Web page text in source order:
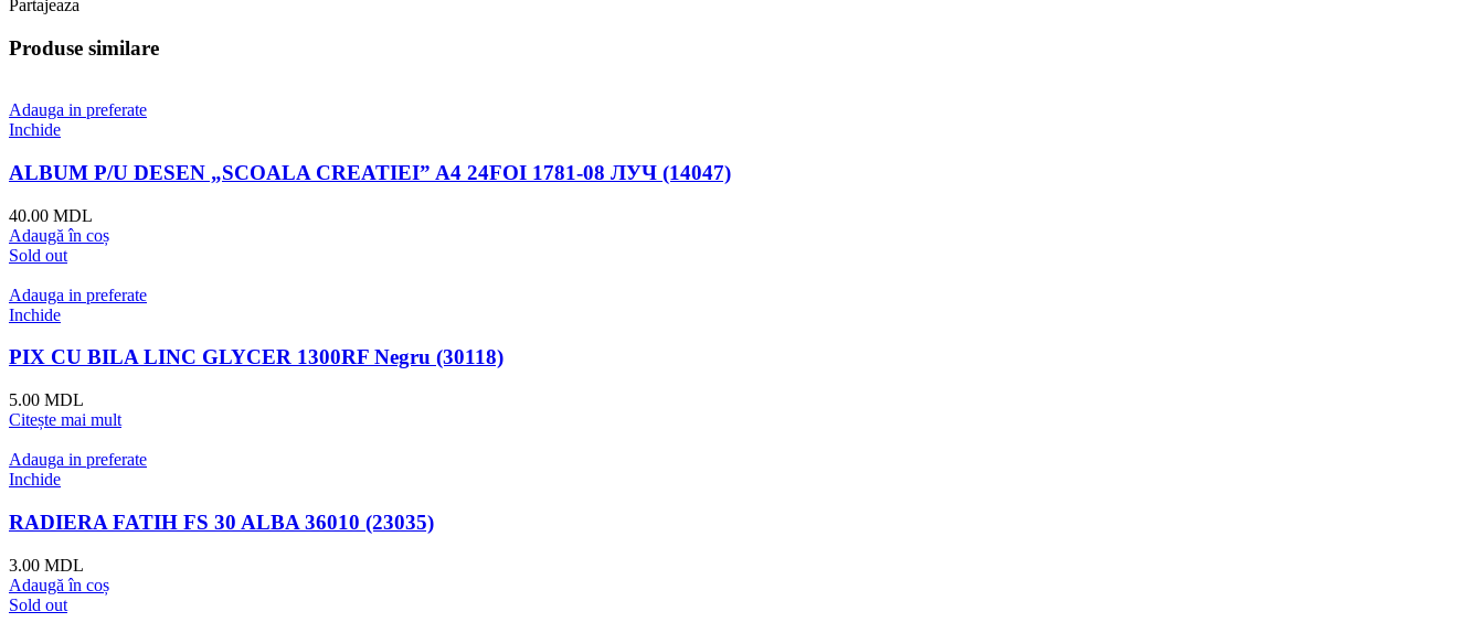
+
HIRTIE
COLORATA
18*25
JYCZ-
110
Partajeaza
Produse similare
Adauga in preferate
Inchide
ALBUM P/U DESEN „SCOALA CREATIEI” A4 24FOI 1781-08 ЛУЧ (14047)
40.00 MDL
Adaugă în coș
Sold out
Adauga in preferate
Inchide
PIX CU BILA LINC GLYCER 1300RF Negru (30118)
5.00 MDL
Citește mai mult
Adauga in preferate
Inchide
RADIERA FATIH FS 30 ALBA 36010 (23035)
3.00 MDL
Adaugă în coș
Sold out